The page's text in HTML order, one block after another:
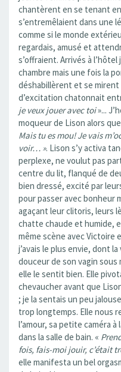
chantèrent en se tenant
s’entremêlaient dans une
comme si le monde
regardais, amusé et
s’offraient. Arrivés à
chambre mais une fois la
déshabillèrent et se
d’excitation chatonnait
je veux jouer avec toi»...
moqueur de Lison alors
Mais tu es mou! Je vais
voir… ». Lison s’y activa
perplexe, ne voulut pas
centre du lit, flanqué de
bien dressé, excité par
pour passer avec bonheur
agaçant leur clitoris, leurs
chatte chaude et humide,
même scène avec Victoire
j’avais le plus envie, dont
douceur de son vagin
elle le sentit bien. Elle
chevaucher avant que
; je la sentais un peu
trop longtemps. Elle nous
l’amour, sa petite caméra à
dans la salle de bain. «
fois, fais-moi jouir, c’était
elle manifesta un bel